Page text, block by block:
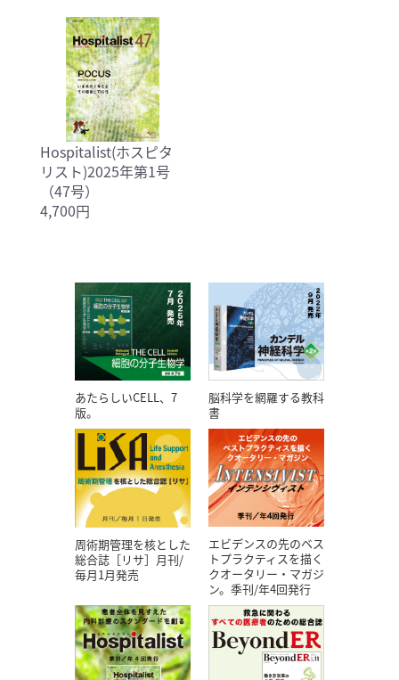
Hospitalist(ホスピタ
リスト)2025年第1号
（47号）
4,700円
あたらしいCELL、7
版。
脳科学を網羅する教科
書
周術期管理を核とした
総合誌［リサ］月刊/
毎月1月発売
エビデンスの先のベス
トプラクティスを描く
クオータリー・マガジ
ン。季刊/年4回発行